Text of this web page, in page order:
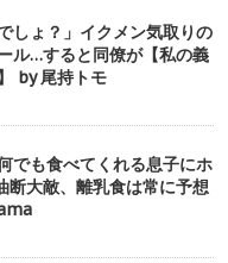
しょ？」イクメン気取りの
ル…すると同僚が【私の義
by 尾持トモ
でも食べてくれる息子にホ
断大敵、離乳食は常に予想